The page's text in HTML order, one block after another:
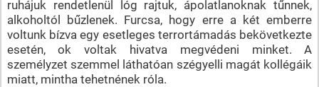
ruhájuk rendetlenül lóg rajtuk, ápolatlanoknak tűnnek,
alkoholtól bűzlenek. Furcsa, hogy erre a két emberre
voltunk bízva egy esetleges terrortámadás bekövetkezte
esetén, ok voltak hivatva megvédeni minket. A
személyzet szemmel láthatóan szégyelli magát kollégáik
miatt, mintha tehetnének róla.